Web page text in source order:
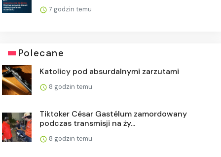
7 godzin temu
Polecane
Katolicy pod absurdalnymi zarzutami
8 godzin temu
Tiktoker César Gastélum zamordowany
podczas transmisji na ży...
8 godzin temu